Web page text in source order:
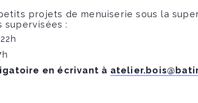
projets de menuiserie sous la
supervisées :
en écrivant à